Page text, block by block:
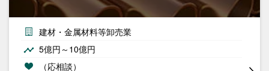
建材・金属材料等卸売業
5億円～10億円
（応相談）